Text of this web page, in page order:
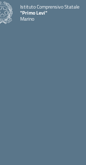
Istituto Comprensivo Statale
"Primo Levi"
Marino